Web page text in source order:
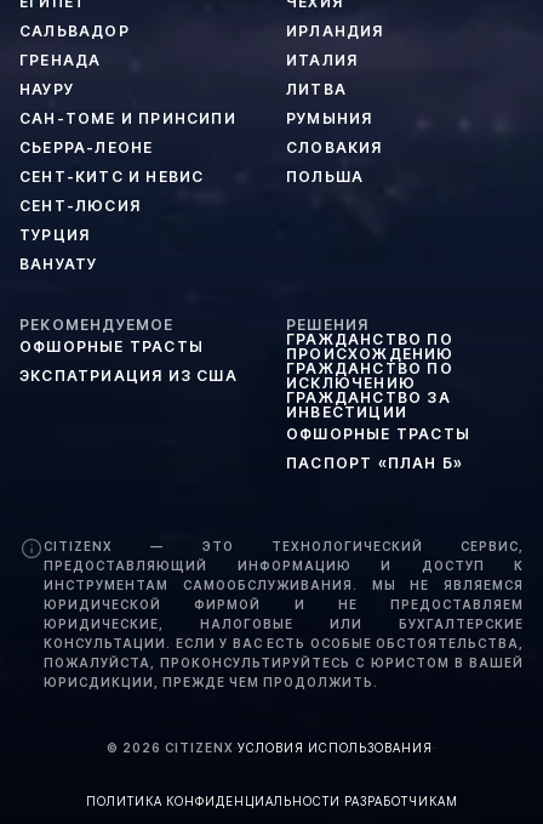
САЛЬВАДОР
ГРЕНАДА
НАУРУ
САН-ТОМЕ И ПРИНСИПИ
СЬЕРРА-ЛЕОНЕ
СЕНТ-КИТС И НЕВИС
СЕНТ-ЛЮСИЯ
ТУРЦИЯ
ВАНУАТУ
ИРЛАНДИЯ
ИТАЛИЯ
ЛИТВА
РУМЫНИЯ
СЛОВАКИЯ
ПОЛЬША
РЕКОМЕНДУЕМОЕ
ОФШОРНЫЕ ТРАСТЫ
ЭКСПАТРИАЦИЯ ИЗ США
РЕШЕНИЯ
ГРАЖДАНСТВО ПО
ПРОИСХОЖДЕНИЮ
ГРАЖДАНСТВО ПО
ИСКЛЮЧЕНИЮ
ГРАЖДАНСТВО ЗА
ИНВЕСТИЦИИ
ОФШОРНЫЕ ТРАСТЫ
ПАСПОРТ «ПЛАН Б»
CITIZENX — ЭТО ТЕХНОЛОГИЧЕСКИЙ СЕРВИС,
ПРЕДОСТАВЛЯЮЩИЙ ИНФОРМАЦИЮ И ДОСТУП К
ИНСТРУМЕНТАМ САМООБСЛУЖИВАНИЯ. МЫ НЕ ЯВЛЯЕМСЯ
ЮРИДИЧЕСКОЙ ФИРМОЙ И НЕ ПРЕДОСТАВЛЯЕМ
ЮРИДИЧЕСКИЕ, НАЛОГОВЫЕ ИЛИ БУХГАЛТЕРСКИЕ
КОНСУЛЬТАЦИИ. ЕСЛИ У ВАС ЕСТЬ ОСОБЫЕ ОБСТОЯТЕЛЬСТВА,
ПОЖАЛУЙСТА, ПРОКОНСУЛЬТИРУЙТЕСЬ С ЮРИСТОМ В ВАШЕЙ
ЮРИСДИКЦИИ, ПРЕЖДЕ ЧЕМ ПРОДОЛЖИТЬ.
© 2026 CITIZENX ·УСЛОВИЯ ИСПОЛЬЗОВАНИЯ ·
ПОЛИТИКА КОНФИДЕНЦИАЛЬНОСТИ ·РАЗРАБОТЧИКАМ